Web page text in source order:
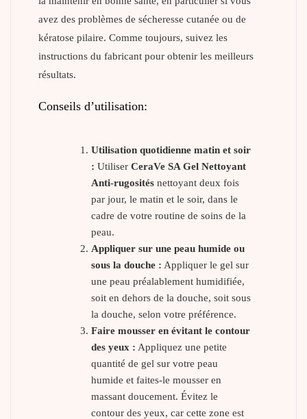
avez des problèmes de sécheresse cutanée ou de
kératose pilaire. Comme toujours, suivez les
instructions du fabricant pour obtenir les meilleurs
résultats.
Conseils d’utilisation:
Utilisation quotidienne matin et soir
: UtiliserCeraVe SA Gel Nettoyant
Anti-rugosités nettoyant deux fois
par jour, le matin et le soir, dans le
cadre de votre routine de soins de la
peau.
Appliquer sur une peau humide ou
sous la douche : Appliquer le gel sur
une peau préalablement humidifiée,
soit en dehors de la douche, soit sous
la douche, selon votre préférence.
Faire mousser en évitant le contour
des yeux : Appliquez une petite
quantité de gel sur votre peau
humide et faites-le mousser en
massant doucement. Évitez le
contour des yeux, car cette zone est